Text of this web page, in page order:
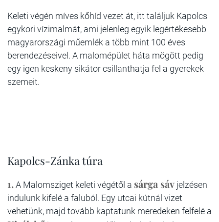
Keleti végén míves kőhíd vezet át, itt találjuk Kapolcs
egykori vízimalmát, ami jelenleg egyik legértékesebb
magyarországi műemlék a több mint 100 éves
berendezéseivel. A malomépület háta mögött pedig
egy igen keskeny sikátor csillanthatja fel a gyerekek
szemeit.
Kapolcs-Zánka túra
1.A Malomsziget keleti végétől a sárga sáv jelzésen
indulunk kifelé a faluból. Egy utcai kútnál vizet
vehetünk, majd tovább kaptatunk meredeken felfelé a